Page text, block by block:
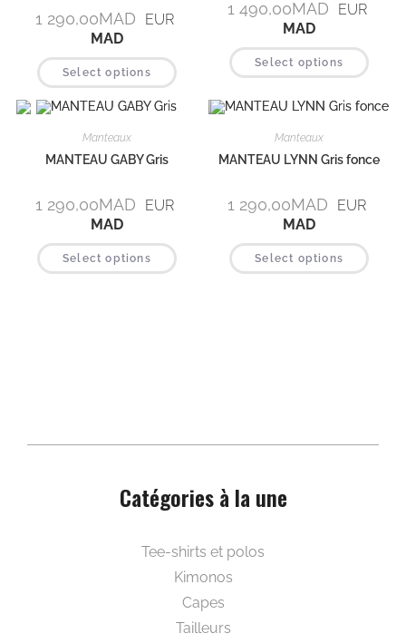
1 290,00MAD
EUR
MAD
Select options
1 490,00MAD
EUR
MAD
Select options
Manteaux
MANTEAU GABY Gris
1 290,00MAD
EUR
MAD
Select options
Manteaux
MANTEAU LYNN Gris fonce
1 290,00MAD
EUR
MAD
Select options
Catégories à la une
Tee-shirts et polos
Kimonos
Capes
Tailleurs